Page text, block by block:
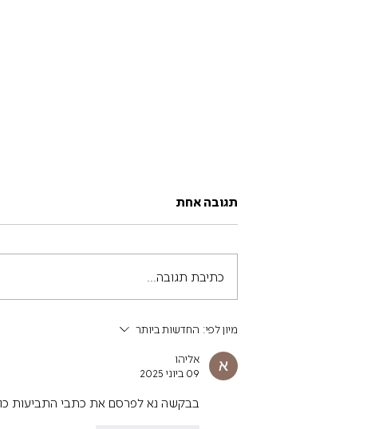
תגובה אחת
כתיבת תגובה...
מיון לפי: החדשות ביותר
אליהו
09 ביוני 2025
בבקשה נא לפרסם את כתבי התביעות